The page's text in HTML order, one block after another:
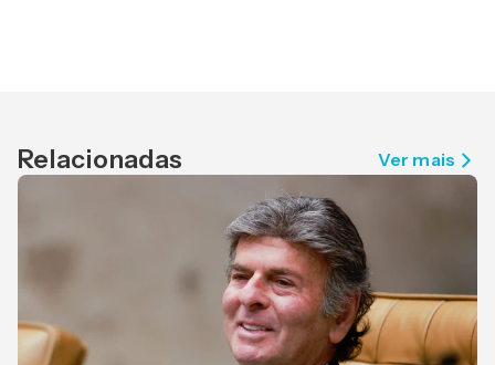
Relacionadas Ver mais